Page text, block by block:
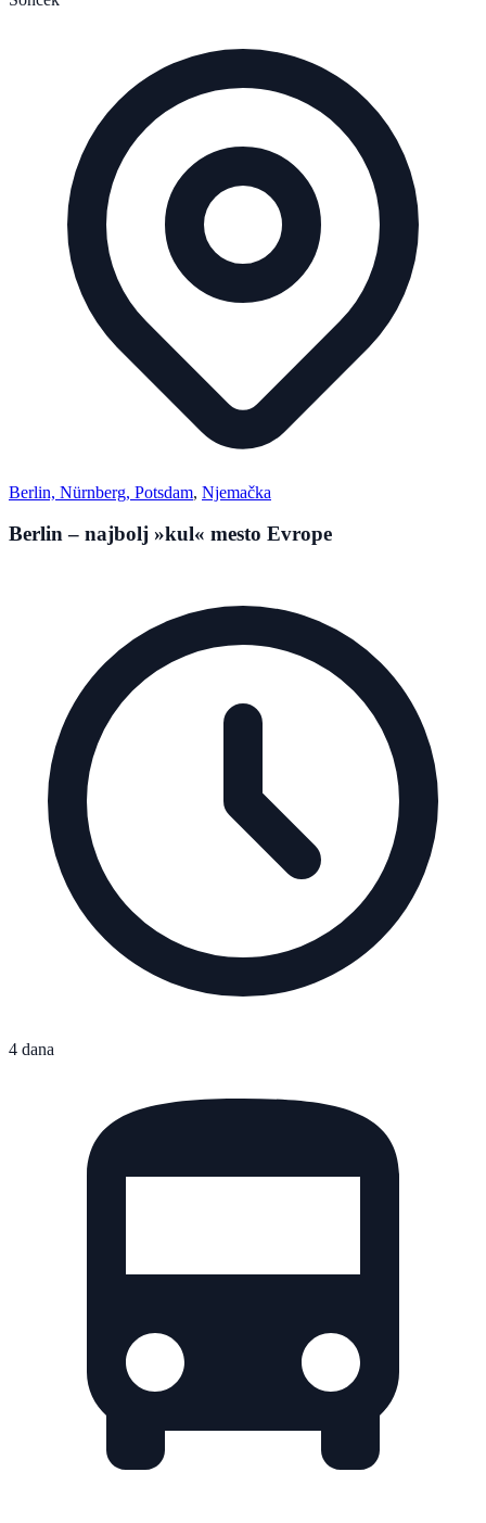
Berlin, Nürnberg, Potsdam, Njemačka
Berlin – najbolj »kul« mesto Evrope
4 dana